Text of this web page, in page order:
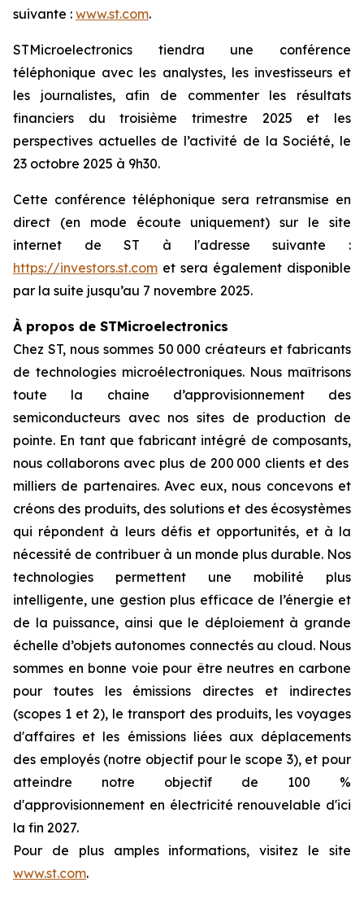
suivante : www.st.com.
STMicroelectronics tiendra une conférence
téléphonique avec les analystes, les investisseurs et
les journalistes, afin de commenter les résultats
financiers du troisième trimestre 2025 et les
perspectives actuelles de l’activité de la Société, le
23 octobre 2025 à 9h30.
Cette conférence téléphonique sera retransmise en
direct (en mode écoute uniquement) sur le site
internet de ST à l'adresse suivante :
https://investors.st.com et sera également disponible
par la suite jusqu’au 7 novembre 2025.
À propos de STMicroelectronics
Chez ST, nous sommes 50 000 créateurs et fabricants
de technologies microélectroniques. Nous maîtrisons
toute la chaine d’approvisionnement des
semiconducteurs avec nos sites de production de
pointe. En tant que fabricant intégré de composants,
nous collaborons avec plus de 200 000 clients et des
milliers de partenaires. Avec eux, nous concevons et
créons des produits, des solutions et des écosystèmes
qui répondent à leurs défis et opportunités, et à la
nécessité de contribuer à un monde plus durable. Nos
technologies permettent une mobilité plus
intelligente, une gestion plus efficace de l’énergie et
de la puissance, ainsi que le déploiement à grande
échelle d’objets autonomes connectés au cloud. Nous
sommes en bonne voie pour être neutres en carbone
pour toutes les émissions directes et indirectes
(scopes 1 et 2), le transport des produits, les voyages
d'affaires et les émissions liées aux déplacements
des employés (notre objectif pour le scope 3), et pour
atteindre notre objectif de 100 %
d'approvisionnement en électricité renouvelable d'ici
la fin 2027.
Pour de plus amples informations, visitez le site
www.st.com.